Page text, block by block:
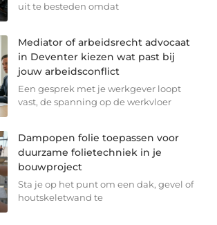
uit te besteden omdat
Mediator of arbeidsrecht advocaat
in Deventer kiezen wat past bij
jouw arbeidsconflict
Een gesprek met je werkgever loopt
vast, de spanning op de werkvloer
Dampopen folie toepassen voor
duurzame folietechniek in je
bouwproject
Sta je op het punt om een dak, gevel of
houtskeletwand te